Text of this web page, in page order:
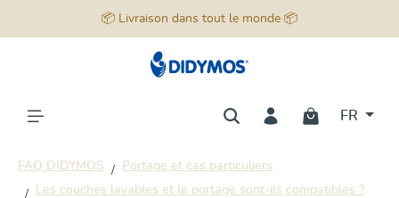
📦 Livraison dans tout le monde 📦
FR
FAQ DIDYMOS
Portage et cas particuliers
Les couches lavables et le portage sont-ils compatibles ?